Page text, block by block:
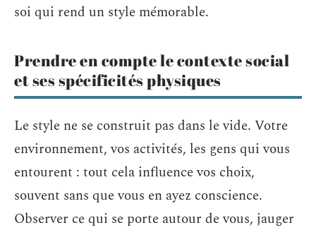
soi qui rend un style mémorable.
Prendre en compte le contexte social
et ses spécificités physiques
Le style ne se construit pas dans le vide. Votre
environnement, vos activités, les gens qui vous
entourent : tout cela influence vos choix,
souvent sans que vous en ayez conscience.
Observer ce qui se porte autour de vous, jauger